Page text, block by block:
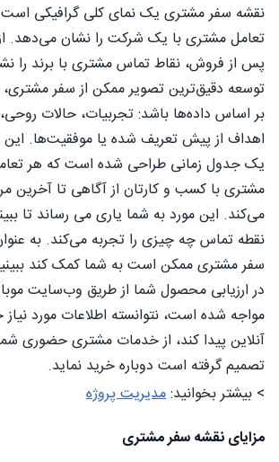
نقشه سفر مشتری یک نمای کلی گرافیکی است
تعامل مشتری با یک شرکت را نشان می‌دهد.
پس از فروش، نقاط تماس مشتری با برند را
توسعه دقیق‌ترین تصویر ممکن از سفر مشتری،
بر اساس داده‌ها باشد: تجربیات، حالات
اهداف از پیش تعریف شده یا موفقیت‌ها.
یک جدول زمانی طراحی شده است که هر
مشتری با کسب‌ و کارتان از آگاهی تا آخرین
می‌کند. این مورد به شما یاری می رساند تا
نقطه تماس چه چیزی را تجربه می‌کند. به
سفر مشتری ممکن است به شما کمک کند
در ارزیابی محصول شما از طریق وب‌سایت
مواجه شده است، نتوانسته اطلاعات مورد
آنلاین پیدا کند، از خدمات مشتری حضوری
تصمیم گرفته است دوباره خرید نماید.
> بیشتر بخوانید:مدیریت پروژه
مزایای نقشه سفر مشتری